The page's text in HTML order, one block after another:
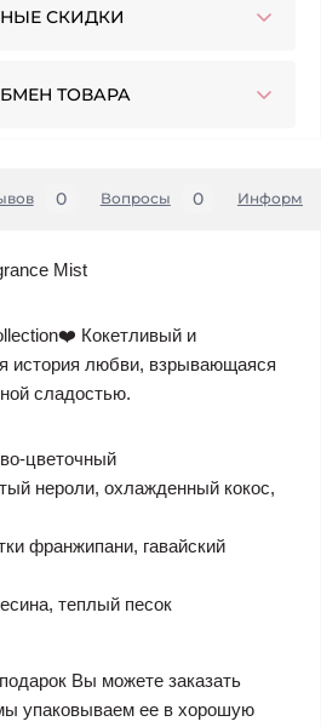
СКИДКИ
ТОВАРА
0 Вопросы 0
Mist
Кокетливый и
история любви, взрывающаяся
сладостью.
цветочный
нероли, охлажденный кокос,
франжипани, гавайский
теплый песок
Вы можете заказать
упаковываем ее в хорошую